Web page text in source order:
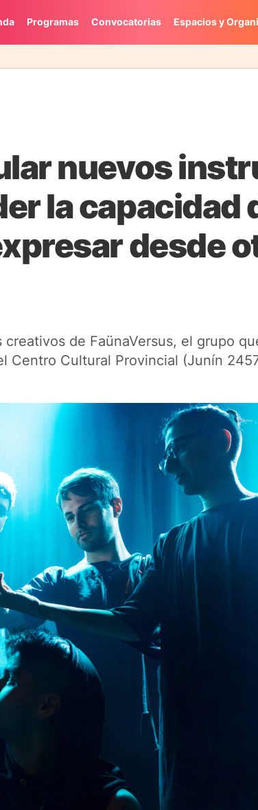
Programas Convocatorias Espacios y
nuevos
la capacidad
desde
de FaünaVersus, el grupo
Cultural Provincial (Junín